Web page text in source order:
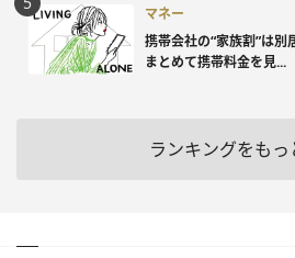
マネー
携帯会社の“家族割”は
まとめて携帯料金を見...
ランキングをもっ